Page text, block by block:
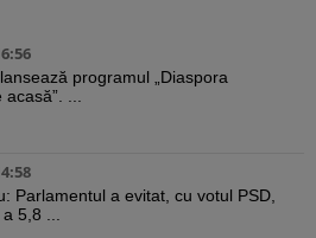
programul „Diaspora
...
Parlamentul a evitat, cu votul PSD,
5,8 ...